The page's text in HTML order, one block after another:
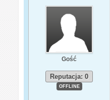
Gość
Reputacja: 0
OFFLINE